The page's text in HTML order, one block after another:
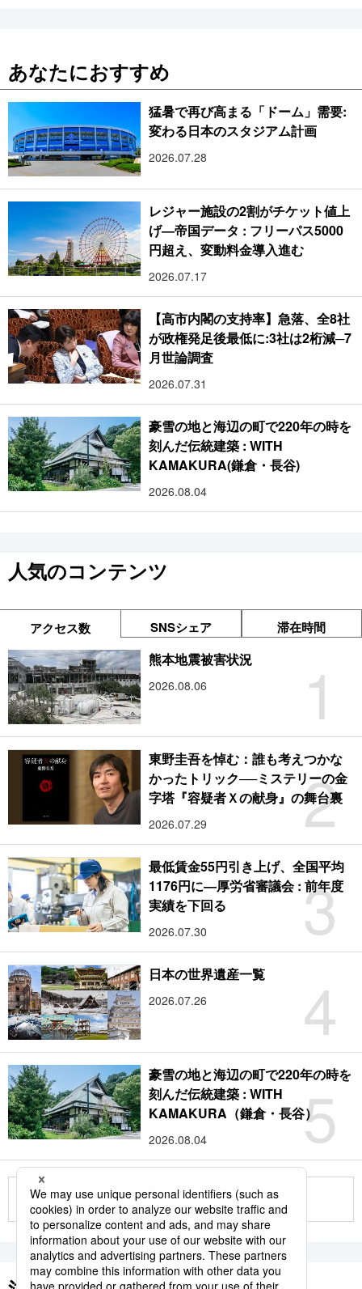
あなたにおすすめ
猛暑で再び高まる「ドーム」需要:
変わる日本のスタジアム計画
2026.07.28
レジャー施設の2割がチケット値上
げ―帝国データ : フリーパス5000
円超え、変動料金導入進む
2026.07.17
【高市内閣の支持率】急落、全8社
が政権発足後最低に:3社は2桁減─7
月世論調査
2026.07.31
豪雪の地と海辺の町で220年の時を
刻んだ伝統建築 : WITH
KAMAKURA(鎌倉・長谷)
2026.08.04
人気のコンテンツ
アクセス数 SNSシェア 滞在時間
1
熊本地震被害状況
2026.08.06
2
東野圭吾を悼む：誰も考えつかな
かったトリック──ミステリーの金
字塔『容疑者Ｘの献身』の舞台裏
2026.07.29
3
最低賃金55円引き上げ、全国平均
1176円に―厚労省審議会 : 前年度
実績を下回る
2026.07.30
4
日本の世界遺産一覧
2026.07.26
5
豪雪の地と海辺の町で220年の時を
刻んだ伝統建築 : WITH
KAMAKURA（鎌倉・長谷）
2026.08.04
もっと見る